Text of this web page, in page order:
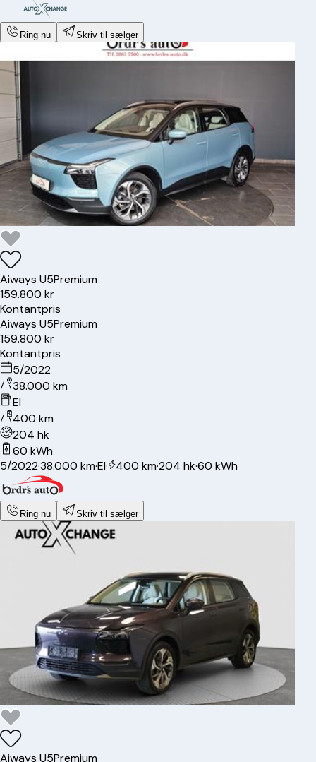
Ring nu Skriv til sælger
Aiways U5Premium
159.800 kr
Kontantpris
Aiways U5Premium
159.800 kr
Kontantpris
5/2022
38.000 km
El
400 km
204 hk
60 kWh
5/2022·38.000 km·El· 400 km·204 hk·60 kWh
Ring nu Skriv til sælger
Aiways U5Premium